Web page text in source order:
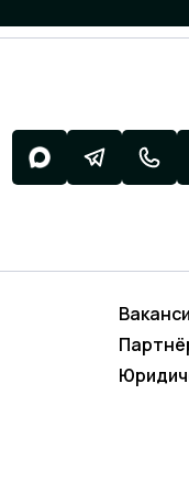
Разработка
Разработка сайтов
Техническая